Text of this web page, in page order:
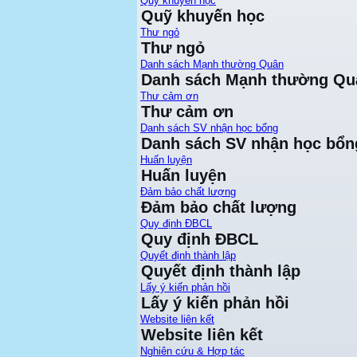
Quỹ khuyến học
Thư ngỏ
Thư ngỏ
Danh sách Mạnh thường Quân
Danh sách Mạnh thường
Thư cảm ơn
Thư cảm ơn
Danh sách SV nhận học bổng
Danh sách SV nhận học
Huấn luyện
Huấn luyện
Đảm bảo chất lượng
Đảm bảo chất lượng
Quy định ĐBCL
Quy định ĐBCL
Quyết định thành lập
Quyết định thành lập
Lấy ý kiến phản hồi
Lấy ý kiến phản hồi
Website liên kết
Website liên kết
Nghiên cứu & Hợp tác